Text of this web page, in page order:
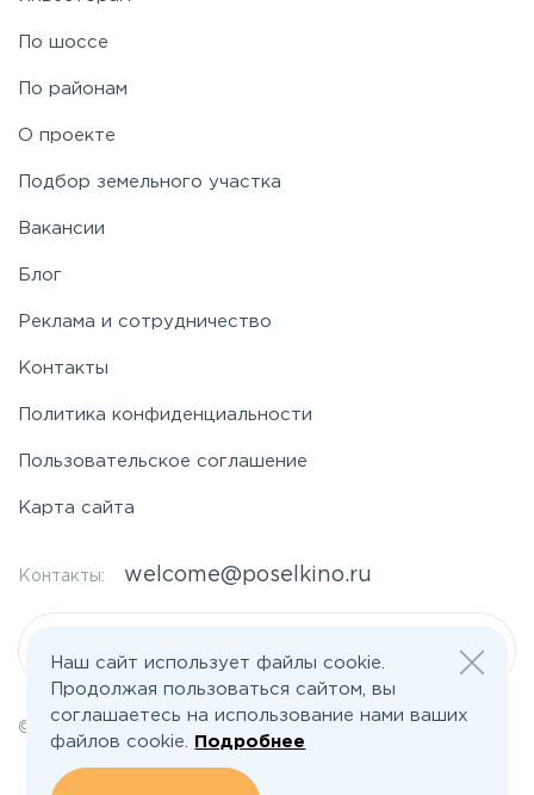
По шоссе
По районам
О проекте
Подбор земельного участка
Вакансии
Блог
Реклама и сотрудничество
Контакты
Политика конфиденциальности
Пользовательское соглашение
Карта сайта
Контакты: welcome@poselkino.ru
© 2026 Все права защищены | poselkino.ru
ИП Маслов Дмитрий Валерьевич
ИНН 503406273833
Наш сайт использует файлы cookie.
Продолжая пользоваться сайтом, вы
соглашаетесь на использование нами ваших
файлов cookie.
Подробнее